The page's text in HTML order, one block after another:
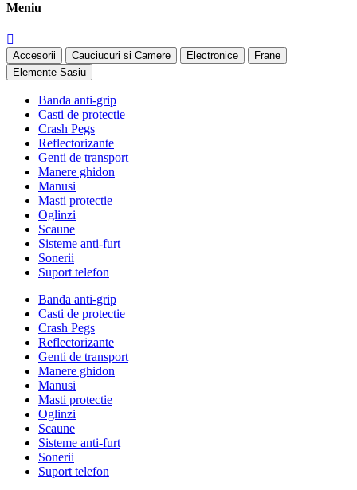
Meniu
Accesorii Cauciucuri si Camere Electronice
Frane
Elemente Sasiu
Banda anti-grip
Casti de protectie
Crash Pegs
Reflectorizante
Genti de transport
Manere ghidon
Manusi
Masti protectie
Oglinzi
Scaune
Sisteme anti-furt
Sonerii
Suport telefon
Banda anti-grip
Casti de protectie
Crash Pegs
Reflectorizante
Genti de transport
Manere ghidon
Manusi
Masti protectie
Oglinzi
Scaune
Sisteme anti-furt
Sonerii
Suport telefon